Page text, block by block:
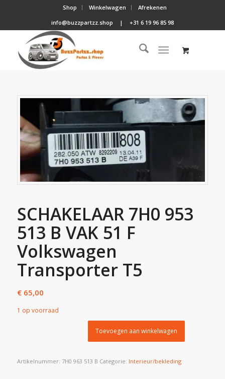
Shop Winkelwagen
Afrekenen
info@buzzpartzz.shop
| +31 6 19 96 85 98
SCHAKELAAR 7H0 953
513 B VAK 51 F
Volkswagen
Transporter T5
€65,00
1 op voorraad
Toevoegen aan winkelwagen
Artikelnummer: 7H0 963 513 B Categorie: Interieur/bekleding